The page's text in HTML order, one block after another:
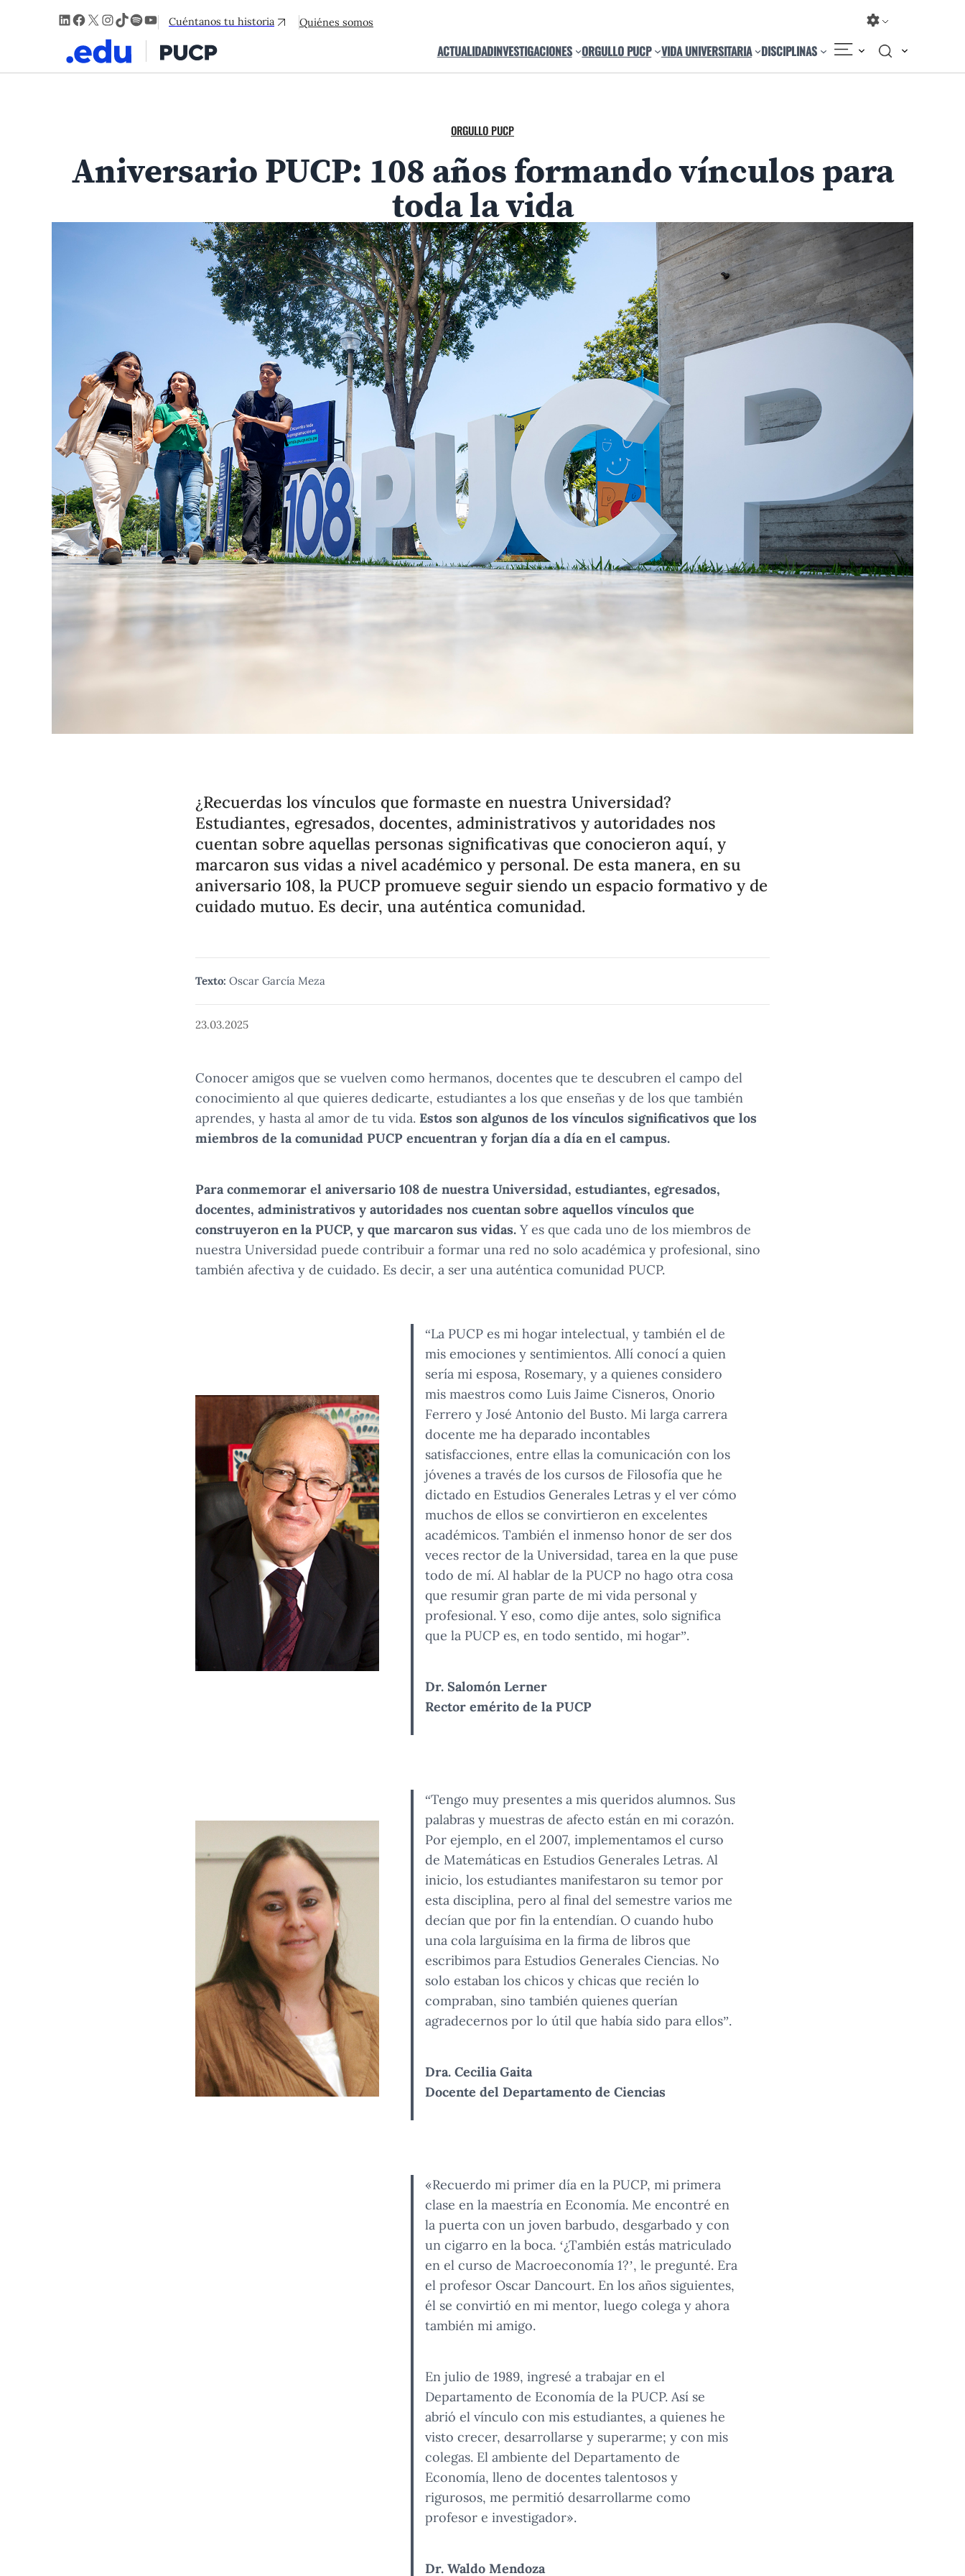
LinkedIn
Facebook
X Instagram
TikTok
Spotify
YouTube
Cuéntanos tu historia Quiénes somos
ACTUALIDADINVESTIGACIONES ORGULLO PUCP VIDA UNIVERSITARIA DISCIPLINAS
ORGULLO PUCP
Aniversario PUCP: 108 años formando vínculos para
toda la vida
¿Recuerdas los vínculos que formaste en nuestra Universidad?
Estudiantes, egresados, docentes, administrativos y autoridades nos
cuentan sobre aquellas personas significativas que conocieron aquí, y
marcaron sus vidas a nivel académico y personal. De esta manera, en su
aniversario 108, la PUCP promueve seguir siendo un espacio formativo y de
cuidado mutuo. Es decir, una auténtica comunidad.
Texto: Oscar García Meza
23.03.2025
Conocer amigos que se vuelven como hermanos, docentes que te descubren el campo del
conocimiento al que quieres dedicarte, estudiantes a los que enseñas y de los que también
aprendes, y hasta al amor de tu vida. Estos son algunos de los vínculos significativos que los
miembros de la comunidad PUCP encuentran y forjan día a día en el campus.
Para conmemorar el aniversario 108 de nuestra Universidad, estudiantes, egresados,
docentes, administrativos y autoridades nos cuentan sobre aquellos vínculos que
construyeron en la PUCP, y que marcaron sus vidas. Y es que cada uno de los miembros de
nuestra Universidad puede contribuir a formar una red no solo académica y profesional, sino
también afectiva y de cuidado. Es decir, a ser una auténtica comunidad PUCP.
“La PUCP es mi hogar intelectual, y también el de
mis emociones y sentimientos. Allí conocí a quien
sería mi esposa, Rosemary, y a quienes considero
mis maestros como Luis Jaime Cisneros, Onorio
Ferrero y José Antonio del Busto. Mi larga carrera
docente me ha deparado incontables
satisfacciones, entre ellas la comunicación con los
jóvenes a través de los cursos de Filosofía que he
dictado en Estudios Generales Letras y el ver cómo
muchos de ellos se convirtieron en excelentes
académicos. También el inmenso honor de ser dos
veces rector de la Universidad, tarea en la que puse
todo de mí. Al hablar de la PUCP no hago otra cosa
que resumir gran parte de mi vida personal y
profesional. Y eso, como dije antes, solo significa
que la PUCP es, en todo sentido, mi hogar”.
Dr. Salomón Lerner
Rector emérito de la PUCP
“Tengo muy presentes a mis queridos alumnos. Sus
palabras y muestras de afecto están en mi corazón.
Por ejemplo, en el 2007, implementamos el curso
de Matemáticas en Estudios Generales Letras. Al
inicio, los estudiantes manifestaron su temor por
esta disciplina, pero al final del semestre varios me
decían que por fin la entendían. O cuando hubo
una cola larguísima en la firma de libros que
escribimos para Estudios Generales Ciencias. No
solo estaban los chicos y chicas que recién lo
compraban, sino también quienes querían
agradecernos por lo útil que había sido para ellos”.
Dra. Cecilia Gaita
Docente del Departamento de Ciencias
«Recuerdo mi primer día en la PUCP, mi primera
clase en la maestría en Economía. Me encontré en
la puerta con un joven barbudo, desgarbado y con
un cigarro en la boca. ‘¿También estás matriculado
en el curso de Macroeconomía 1?’, le pregunté. Era
el profesor Oscar Dancourt. En los años siguientes,
él se convirtió en mi mentor, luego colega y ahora
también mi amigo.
En julio de 1989, ingresé a trabajar en el
Departamento de Economía de la PUCP. Así se
abrió el vínculo con mis estudiantes, a quienes he
visto crecer, desarrollarse y superarme; y con mis
colegas. El ambiente del Departamento de
Economía, lleno de docentes talentosos y
rigurosos, me permitió desarrollarme como
profesor e investigador».
Dr. Waldo Mendoza